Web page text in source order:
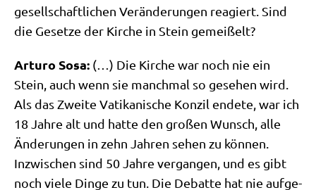
gesell­schaft­li­chen Ver­än­de­run­gen reagiert. Sind
die Geset­ze der Kir­che in Stein gemeißelt?
Arturo Sosa: (…) Die Kir­che war noch nie ein
Stein, auch wenn sie manch­mal so gese­hen wird.
Als das Zwei­te Vati­ka­ni­sche Kon­zil ende­te, war ich
18 Jah­re alt und hat­te den gro­ßen Wunsch, alle
Ände­run­gen in zehn Jah­ren sehen zu kön­nen.
Inzwi­schen sind 50 Jah­re ver­gan­gen, und es gibt
noch vie­le Din­ge zu tun. Die Debat­te hat nie auf­ge­